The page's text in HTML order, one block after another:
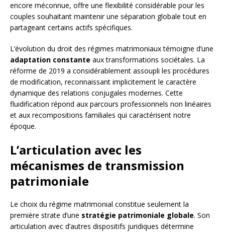
encore méconnue, offre une flexibilité considérable pour les
couples souhaitant maintenir une séparation globale tout en
partageant certains actifs spécifiques.
L’évolution du droit des régimes matrimoniaux témoigne d’une
adaptation constante aux transformations sociétales. La
réforme de 2019 a considérablement assoupli les procédures
de modification, reconnaissant implicitement le caractère
dynamique des relations conjugales modernes. Cette
fluidification répond aux parcours professionnels non linéaires
et aux recompositions familiales qui caractérisent notre
époque.
L’articulation avec les
mécanismes de transmission
patrimoniale
Le choix du régime matrimonial constitue seulement la
première strate d’une stratégie patrimoniale globale. Son
articulation avec d’autres dispositifs juridiques détermine